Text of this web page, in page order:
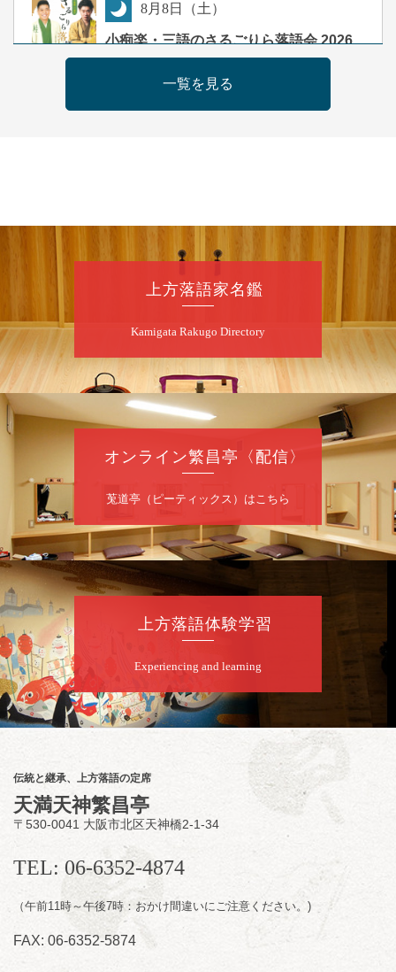
8月8日（土）
小痴楽・三語のさるごりら落語会 2026
開演：午後6時（5時30分開場）全席指定
前売3,500円 当日4,000円
第98回 桂慶枝の早起き寄席～親子の噺
スペシャル～
桂慶枝「KCストーリー」／月亭遊真「真田小
僧」／桂三実「ワンワン」／桂慶枝「せんた
開演：午前10時（9時30分開場）1F全席指
定 2F全席自由
前売2,000円 当日2,500円 25歳以下前売・
当日共1,000円
お問合せ：落語ファクトリー 0120-874-315
8月 9 日（日）
昼席：番組案内
桂二豆／露の瑞／桂きん太郎／いわみせいじ
（似顔絵）／桂三扇／桂文太～仲入～笑福亭
笑利／笑福亭仁福／幸助福助（漫才）／桂春
若
8月9日（日）
らららのらくご会④
桂雀太「まんじゅうこわい」／桂三度「青
菜」／桂三実「ミュージック野菜ステーショ
ン」／桂九ノ一「胴乱の幸助」／代走みつく
に「なんのこっちゃねんあれこれ」
開演：午後6時（5時30分開場）全席指定
前売3,000円 当日3,500円
お問合せ：らららのらくご会予約事務局
090-6976-1777 email：
lalalanorakugo@gmail.com
一覧を見る
上方落語家名鑑
Kamigata Rakugo Directory
オンライン繁昌亭〈配信〉
莵道亭（ピーティックス）はこちら
上方落語体験学習
Experiencing and learning
伝統と継承、上方落語の定席
天満天神繁昌亭
〒530-0041 大阪市北区天神橋2-1-34
TEL: 06-6352-4874
（午前11時～午後7時：おかけ間違いにご注意ください。)
FAX: 06-6352-5874